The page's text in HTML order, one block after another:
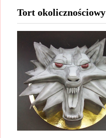
Tort okolicznościowy